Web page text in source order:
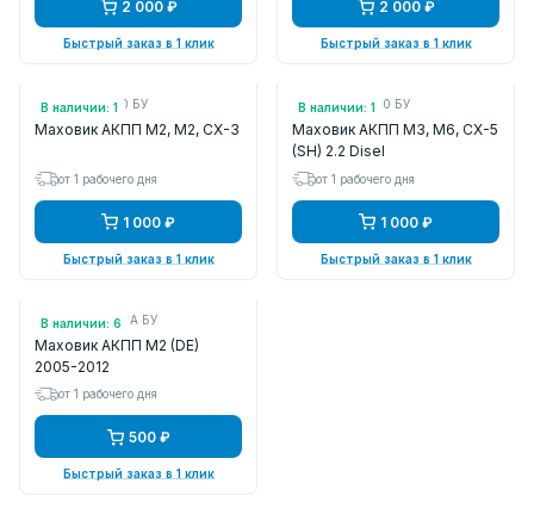
2 000 ₽
Быстрый заказ в 1 клик
2 000 ₽
Быстрый заказ в 1 клик
В наличии: 1
Арт.: FZ1119020 БУ
Маховик АКПП M2, M2, CX-3
от 1 рабочего дня
1 000 ₽
Быстрый заказ в 1 клик
В наличии: 1
Арт.: FZ3F19020 БУ
Маховик АКПП M3, M6, CX-5
(SH) 2.2 Disel
от 1 рабочего дня
1 000 ₽
Быстрый заказ в 1 клик
В наличии: 6
Арт.: FN1119020A БУ
Маховик АКПП M2 (DE)
2005-2012
от 1 рабочего дня
500 ₽
Быстрый заказ в 1 клик